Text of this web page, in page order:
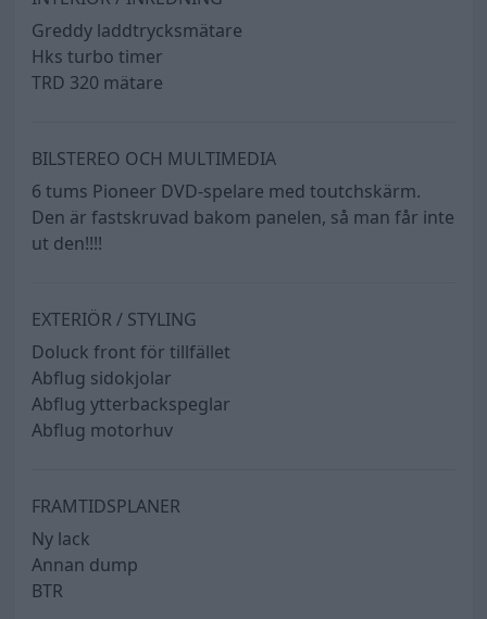
Greddy laddtrycksmätare
Hks turbo timer
TRD 320 mätare
BILSTEREO OCH MULTIMEDIA
6 tums Pioneer DVD-spelare med toutchskärm.
Den är fastskruvad bakom panelen, så man får inte
ut den!!!!
EXTERIÖR / STYLING
Doluck front för tillfället
Abflug sidokjolar
Abflug ytterbackspeglar
Abflug motorhuv
FRAMTIDSPLANER
Ny lack
Annan dump
BTR